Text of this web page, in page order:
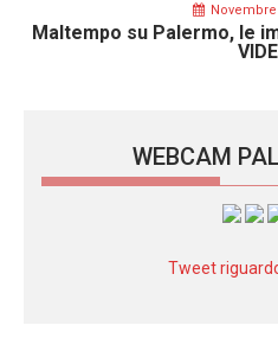
Novembre
Maltempo su Palermo, le
WEBCAM
Tweet